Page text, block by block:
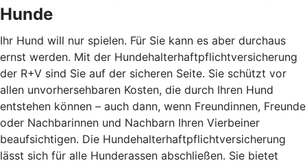
Hunde
Ihr Hund will nur spielen. Für Sie kann es aber durchaus
ernst werden. Mit der Hundehalterhaftpflichtversicherung
der R+V sind Sie auf der sicheren Seite. Sie schützt vor
allen unvorhersehbaren Kosten, die durch Ihren Hund
entstehen können – auch dann, wenn Freundinnen, Freunde
oder Nachbarinnen und Nachbarn Ihren Vierbeiner
beaufsichtigen. Die Hundehalterhaftpflichtversicherung
lässt sich für alle Hunderassen abschließen. Sie bietet